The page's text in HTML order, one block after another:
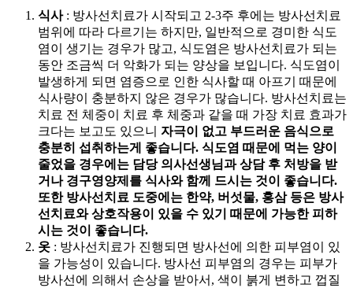
식사: 방사선치료가 시작되고 2-3주 후에는 방사선치료
범위에 따라 다르기는 하지만, 일반적으로 경미한 식도
염이 생기는 경우가 많고, 식도염은 방사선치료가 되는
동안 조금씩 더 악화가 되는 양상을 보입니다. 식도염이
발생하게 되면 염증으로 인한 식사할 때 아프기 때문에
식사량이 충분하지 않은 경우가 많습니다. 방사선치료는
치료 전 체중이 치료 후 체중과 같을 때 가장 치료 효과가
크다는 보고도 있으니 자극이 없고 부드러운 음식으로
충분히 섭취하는게 좋습니다. 식도염 때문에 먹는 양이
줄었을 경우에는 담당 의사선생님과 상담 후 처방을 받
거나 경구영양제를 식사와 함께 드시는 것이 좋습니다.
또한 방사선치료 도중에는 한약, 버섯물, 홍삼 등은 방사
선치료와 상호작용이 있을 수 있기 때문에 가능한 피하
시는 것이 좋습니다.
옷 : 방사선치료가 진행되면 방사선에 의한 피부염이 있
을 가능성이 있습니다. 방사선 피부염의 경우는 피부가
방사선에 의해서 손상을 받아서, 색이 붉게 변하고 껍질